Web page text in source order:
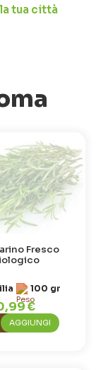
tua città
Fresco
100 gr
€
AGGIUNGI